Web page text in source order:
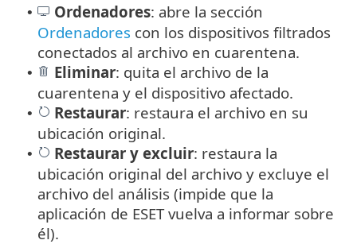
• Ordenadores: abre la sección
Ordenadores con los dispositivos filtrados
conectados al archivo en cuarentena.
• Eliminar: quita el archivo de la
cuarentena y el dispositivo afectado.
• Restaurar: restaura el archivo en su
ubicación original.
• Restaurar y excluir: restaura la
ubicación original del archivo y excluye el
archivo del análisis (impide que la
aplicación de ESET vuelva a informar sobre
él).